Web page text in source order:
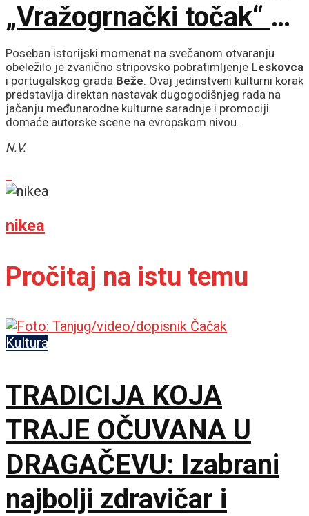
„Vražogrnački točak“ u
porti Hrama Svete
Trojice
Poseban istorijski momenat na svečanom otvaranju
obeležilo je zvanično stripovsko pobratimljenje Leskovca
i portugalskog grada Beže. Ovaj jedinstveni kulturni korak
predstavlja direktan nastavak dugogodišnjeg rada na
jačanju međunarodne kulturne saradnje i promociji
domaće autorske scene na evropskom nivou.
N.V.
nikea
Pročitaj na istu temu
Kultura
TRADICIJA KOJA
TRAJE OČUVANA U
DRAGAČEVU: Izabrani
najbolji zdravičar i